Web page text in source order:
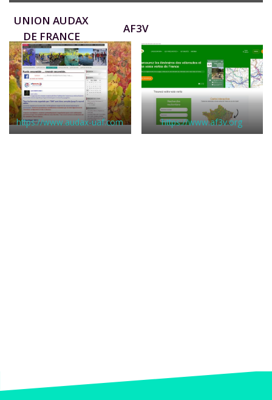
UNION AUDAX
DE FRANCE
AF3V
https://www.audax-uaf.com https://www.af3v.org